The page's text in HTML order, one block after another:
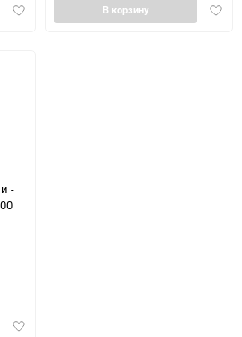
Добавить
В корзину
-
Добавить